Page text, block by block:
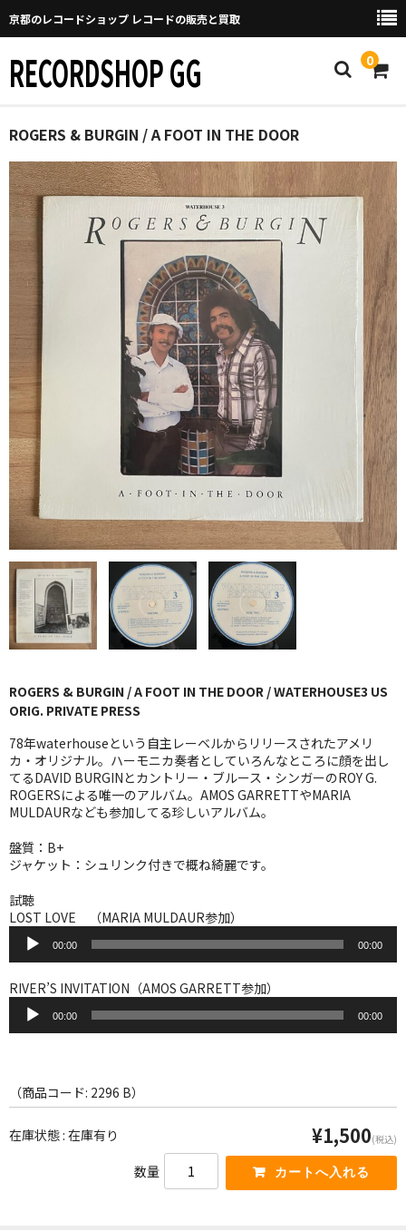
京都のレコードショップ レコードの販売と買取
RECORDSHOP GG 0
Home
マイページ
GGについて
買取について
取り置きなどについて
Categories
New Arrivals
新譜
GG RECORD （当店のレーベル）
JAZZ-US
BLUE NOTE
JAZZ-EU
JAZZ-JP
J-POP
ROCK
FOLK,SSW
WORLD
その他
レア盤（1万円以上）
Webのみ no.2
Webのみ no.4
ROGERS & BURGIN / A FOOT IN THE DOOR
ROGERS & BURGIN / A FOOT IN THE DOOR / WATERHOUSE3 US
ORIG. PRIVATE PRESS
78年waterhouseという自主レーベルからリリースされたアメリ
カ・オリジナル。ハーモニカ奏者としていろんなところに顔を出し
てるDAVID BURGINとカントリー・ブルース・シンガーのROY G.
ROGERSによる唯一のアルバム。AMOS GARRETTやMARIA
MULDAURなども参加してる珍しいアルバム。
盤質：B+
ジャケット：シュリンク付きで概ね綺麗です。
試聴
LOST LOVE （MARIA MULDAUR参加）
プ
レ
ー
ー
00:00 00:00
RIVER’S INVITATION（AMOS GARRETT参加）
プ
ヤ
ー
00:00 00:00
（商品コード: 2296 B）
在庫状態 : 在庫有り ¥1,500(税込)
数量